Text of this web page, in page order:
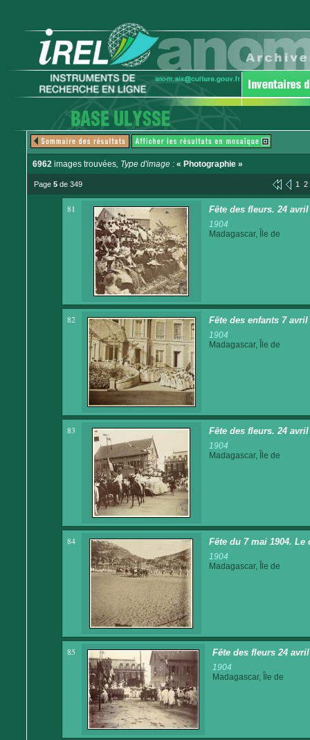
6962 images trouvées, Type d'image : « Photographie »
Page 5 de 349 1 2
81 Fête des fleurs. 24 avril
1904
Madagascar, Île de
82 Fête des enfants 7
1904
Madagascar, Île de
83 Fête des fleurs. 24
1904
Madagascar, Île de
84 Fête du 7 mai 1904. Le
1904
Madagascar, Île de
85 Fête des fleurs 24 avril
1904
Madagascar, Île de